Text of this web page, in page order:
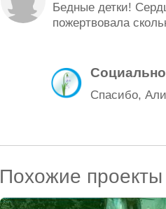
Бедные детки!
пожертвовала
Спасибо,
Похожие проекты